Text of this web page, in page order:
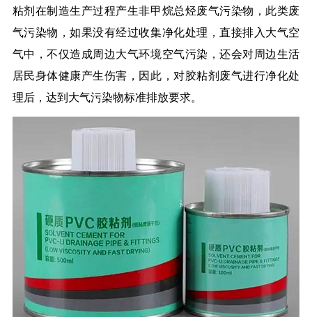
粘剂在制造生产过程产生非甲烷总烃废气污染物，此类废
气污染物，如果没有经过收集净化处理，直接排入大气空
气中，不仅造成周边大气环境空气污染，还会对周边生活
居民身体健康产生伤害，因此，对胶粘剂废气进行净化处
理后，达到大气污染物标准排放要求。